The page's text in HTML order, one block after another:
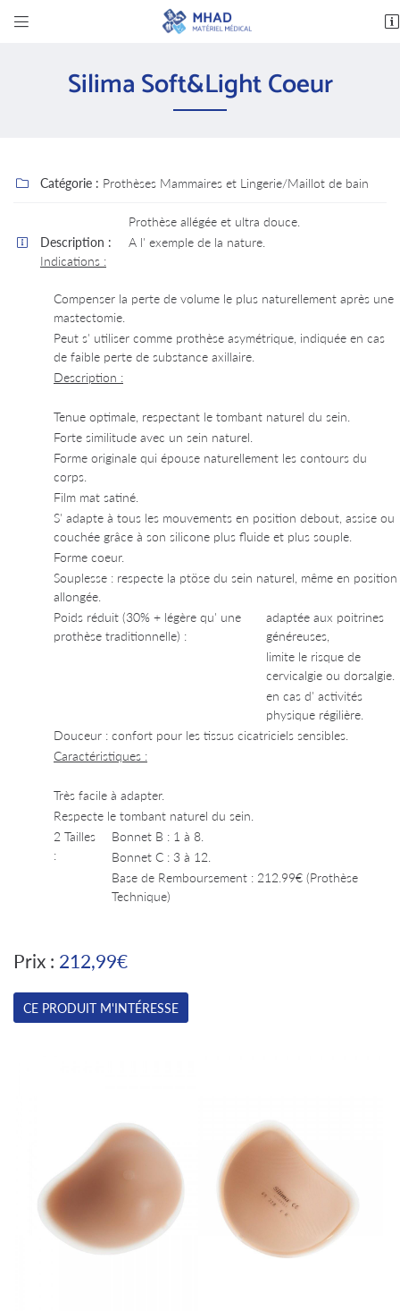
 
02 47 94
02 47 94 03 32
En cochant cette case, vous consentez à recevoir nos propositions commerciales à l'adresse
de désinscription
Silima Soft&Light Coeur
 Catégorie : Prothèses Mammaires et Lingerie/Maillot de bain
 Description :
Prothèse allégée et ultra douce.
A l' exemple de la nature.
Indications :
Compenser la perte de volume le plus naturellement après une
mastectomie.
Peut s' utiliser comme prothèse asymétrique, indiquée en cas
de faible perte de substance axillaire.
Description :
Tenue optimale, respectant le tombant naturel du sein.
Forte similitude avec un sein naturel.
Forme originale qui épouse naturellement les contours du
corps.
Film mat satiné.
S' adapte à tous les mouvements en position debout, assise ou
couchée grâce à son silicone plus fluide et plus souple.
Forme coeur.
Souplesse : respecte la ptöse du sein naturel, même en position
allongée.
Poids réduit (30% + légère qu' une
prothèse traditionnelle) :
adaptée aux poitrines
généreuses,
limite le risque de
cervicalgie ou dorsalgie.
en cas d' activités
physique régilière.
Douceur : confort pour les tissus cicatriciels sensibles.
Caractéristiques :
Très facile à adapter.
Respecte le tombant naturel du sein.
2 Tailles
:
Bonnet B : 1 à 8.
Bonnet C : 3 à 12.
Base de Remboursement : 212.99€ (Prothèse
Technique)
Prix : 212,99€
CE PRODUIT M'INTÉRESSE